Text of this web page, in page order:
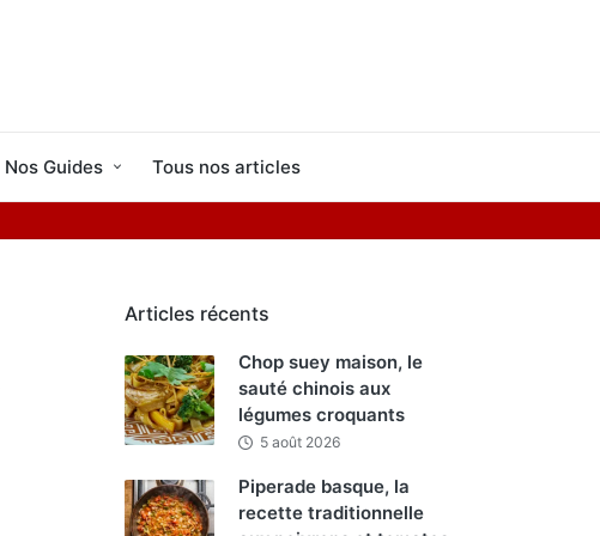
Nos Guides Tous nos articles
Articles récents
Chop suey maison, le
sauté chinois aux
légumes croquants
5 août 2026
Piperade basque, la
recette traditionnelle